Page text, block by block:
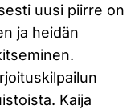
uusi piirre on
ja heidän
Kaija